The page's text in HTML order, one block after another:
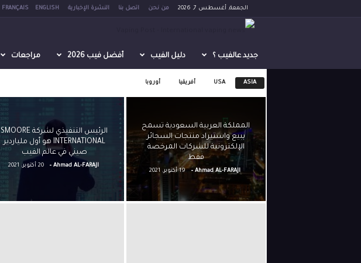
الجمعة, أغسطس 7, 2026 من نحن اتصل بنا النشرة الإخبارية ENGLISH
FRANÇAIS
a مراجعات أفضل فيب 2026 دليل الفيب جديد عالفيب ؟
ASIA
USA أفريقيا أوروبا
الرئيس التنفيذي لشركة SMOORE
INTERNATIONAL هو أول ملياردير
صيني في عالم الفيب
Ahmad AL-FARAJI
- 20 أكتوبر، 2021
المملكة العربية السعودية تسمح
ببيع واستيراد منتجات السجائر
الإلكترونية للشركات المرخصة
فقط
Ahmad AL-FARAJI
- 19 أكتوبر، 2021